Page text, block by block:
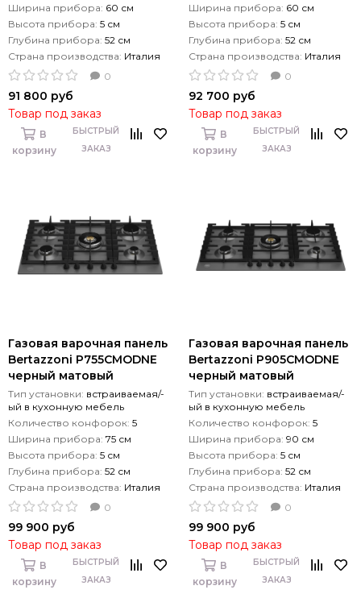
Ширина прибора: 60 см
Высота прибора: 5 см
Глубина прибора: 52 см
Страна производства: Италия
0
91 800 руб
Товар под заказ
В
корзину
БЫСТРЫЙ
ЗАКАЗ
Ширина прибора: 60 см
Высота прибора: 5 см
Глубина прибора: 52 см
Страна производства: Италия
0
92 700 руб
Товар под заказ
В
корзину
БЫСТРЫЙ
ЗАКАЗ
Газовая варочная панель
Bertazzoni P755СMODNE
черный матовый
Тип установки: встраиваемая/-
ый в кухонную мебель
Количество конфорок: 5
Ширина прибора: 75 см
Высота прибора: 5 см
Глубина прибора: 52 см
Страна производства: Италия
0
99 900 руб
Товар под заказ
В
корзину
БЫСТРЫЙ
ЗАКАЗ
Газовая варочная панель
Bertazzoni P905СMODNE
черный матовый
Тип установки: встраиваемая/-
ый в кухонную мебель
Количество конфорок: 5
Ширина прибора: 90 см
Высота прибора: 5 см
Глубина прибора: 52 см
Страна производства: Италия
0
99 900 руб
Товар под заказ
В
корзину
БЫСТРЫЙ
ЗАКАЗ